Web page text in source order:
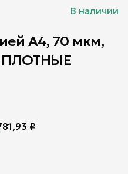
В наличии
А4, 70 мкм,
ПЛОТНЫЕ
₽